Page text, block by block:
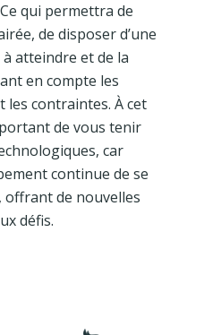
Ce qui permettra de
de disposer d’une
atteindre et de la
en compte les
les contraintes. À cet
de vous tenir
car
continue de se
de nouvelles
défis.